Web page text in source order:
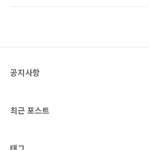
폰이 있기에 가능한 일들이다. 단순히 뉴스로 접
하고 있고, 어플은 세상의 흐름과 같이 빠르게 그
선택을 ..
공지사항
최근 포스트